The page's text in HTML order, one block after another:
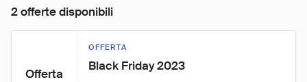
2 offerte disponibili
Offerta
OFFERTA
Black Friday 2023